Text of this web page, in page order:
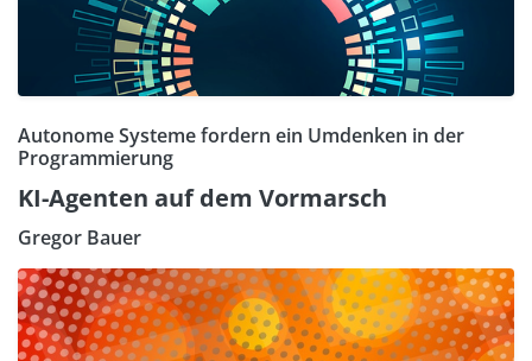
Autonome Systeme fordern ein Umdenken in der
Programmierung
KI-Agenten auf dem Vormarsch
Gregor Bauer